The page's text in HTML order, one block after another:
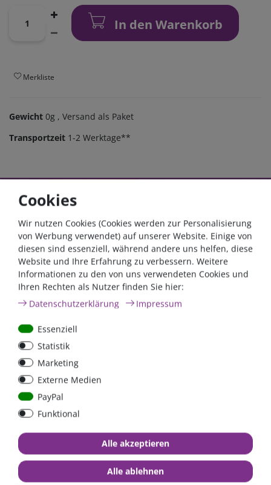
In den Warenkorb
Merkliste
Gewicht 0g , Versand als Paket
Transportzeit 1-2 Werktage**
Zum Kabelkonfigurator
Kabel, so wie man sie braucht.
Länge, Querschnitt und Anschlussstücke
individuell für Sie angepasst.
Beschreibung
Victron CCGX WiFi-Modul
Cookies
Wir nutzen Cookies (Cookies werden zur Personalisierung
von Werbung verwendet) auf unserer Website. Einige von
diesen sind essenziell, während andere uns helfen, diese
Website und Ihre Erfahrung zu verbessern. Weitere
Informationen zu den von uns verwendeten Cookies und
Ihren Rechten als Nutzer finden Sie hier:
Daten­schutz­erklärung
Impressum
Essenziell
Statistik
Marketing
Externe Medien
PayPal
Funktional
Alle akzeptieren
Alle ablehnen